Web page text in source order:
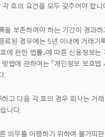
각 호의 요건을 모두 갖추어야 합니
을 보존하여야 하는 기간이 경과하
료된 경우에는 5년 이내에 거래기
에 관한 법률」에 따른 신용정보는
법에 관하여는 「개인정보 보호법
.
고 다음 각 호의 경우 회사는 거
니다.
의무를 이행하기 위하여 불가피